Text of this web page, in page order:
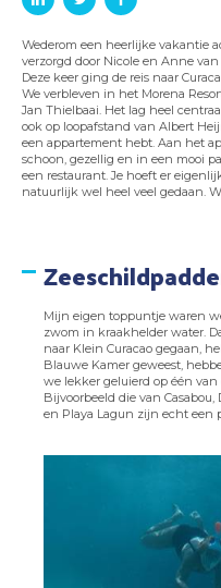
Wederom een heerlijke vakantie
verzorgd door Nicole en Anne
Deze keer ging de reis naar
We verbleven in het Morena
Jan Thielbaai. Het lag heel
ook op loopafstand van Albert
een appartement hebt. Aan het
schoon, gezellig en in een mooi
een restaurant. Je hoeft er
natuurlijk wel heel veel gedaan.
Mijn eigen toppuntje waren
zwom in kraakhelder water.
naar Klein Curacao gegaan,
Blauwe Kamer geweest,
we lekker geluierd op één
Bijvoorbeeld die van
en Playa Lagun zijn echt een